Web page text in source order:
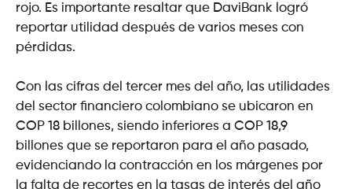
rojo. Es importante resaltar que DaviBank logró
reportar utilidad después de varios meses con
pérdidas.
Con las cifras del tercer mes del año, las utilidades
del sector financiero colombiano se ubicaron en
COP 18 billones, siendo inferiores a COP 18,9
billones que se reportaron para el año pasado,
evidenciando la contracción en los márgenes por
la falta de recortes en la tasas de interés del año